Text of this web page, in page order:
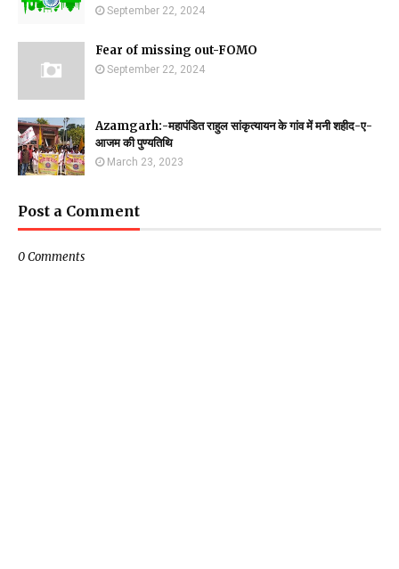
September 22, 2024
Fear of missing out-FOMO
September 22, 2024
Azamgarh:-महापंडित राहुल सांकृत्यायन के गांव में मनी शहीद-ए-
आजम की पुण्यतिथि
March 23, 2023
Post a Comment
0 Comments